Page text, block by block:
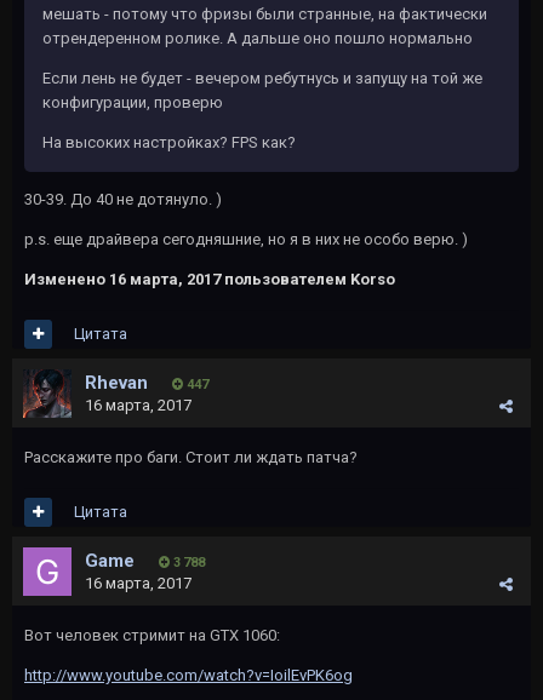
мешать - потому что фризы были странные, на фактически
отрендеренном ролике. А дальше оно пошло нормально
Если лень не будет - вечером ребутнусь и запущу на той же
конфигурации, проверю
На высоких настройках? FPS как?
30-39. До 40 не дотянуло. )
p.s. еще драйвера сегодняшние, но я в них не особо верю. )
Изменено 16 марта, 2017пользователем Korso
Цитата
Rhevan 447
16 марта, 2017
Расскажите про баги. Стоит ли ждать патча?
Цитата
Game 3 788
16 марта, 2017
Вот человек стримит на GTX 1060:
http://www.youtube.com/watch?v=IoilEvPK6og